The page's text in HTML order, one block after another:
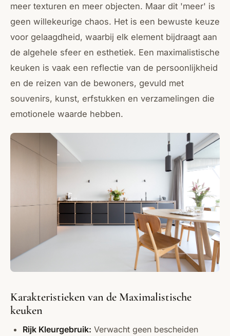
meer texturen en meer objecten. Maar dit 'meer' is
geen willekeurige chaos. Het is een bewuste keuze
voor gelaagdheid, waarbij elk element bijdraagt aan
de algehele sfeer en esthetiek. Een maximalistische
keuken is vaak een reflectie van de persoonlijkheid
en de reizen van de bewoners, gevuld met
souvenirs, kunst, erfstukken en verzamelingen die
emotionele waarde hebben.
Karakteristieken van de Maximalistische
keuken
Rijk Kleurgebruik: Verwacht geen bescheiden